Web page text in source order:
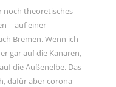
noch theoretisches
– auf einer
Bremen. Wenn ich
gar auf die Kanaren,
die Außenelbe. Das
dafür aber corona-